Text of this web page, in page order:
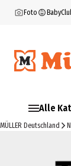
Foto
Alle
MÜLLER Deutschland